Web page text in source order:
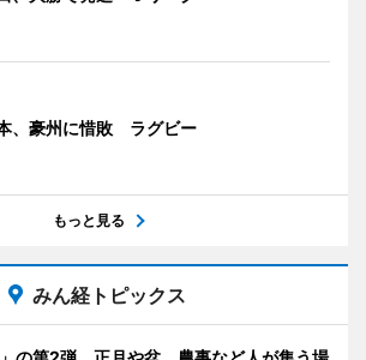
、豪州に惜敗 ラグビー
もっと見る
みん経トピックス